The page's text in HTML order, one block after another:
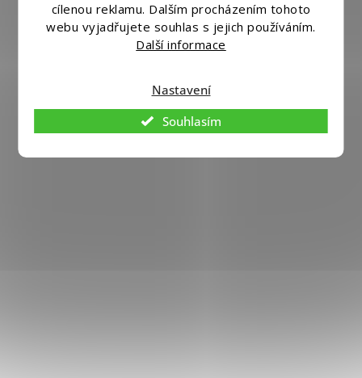
cílenou reklamu. Dalším procházením tohoto
webu vyjadřujete souhlas s jejich používáním.
Další informace
Nastavení
Souhlasím